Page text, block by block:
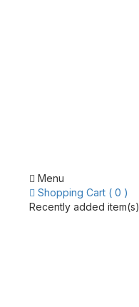
Menu
Shopping Cart ( 0 )
Recently added item(s)